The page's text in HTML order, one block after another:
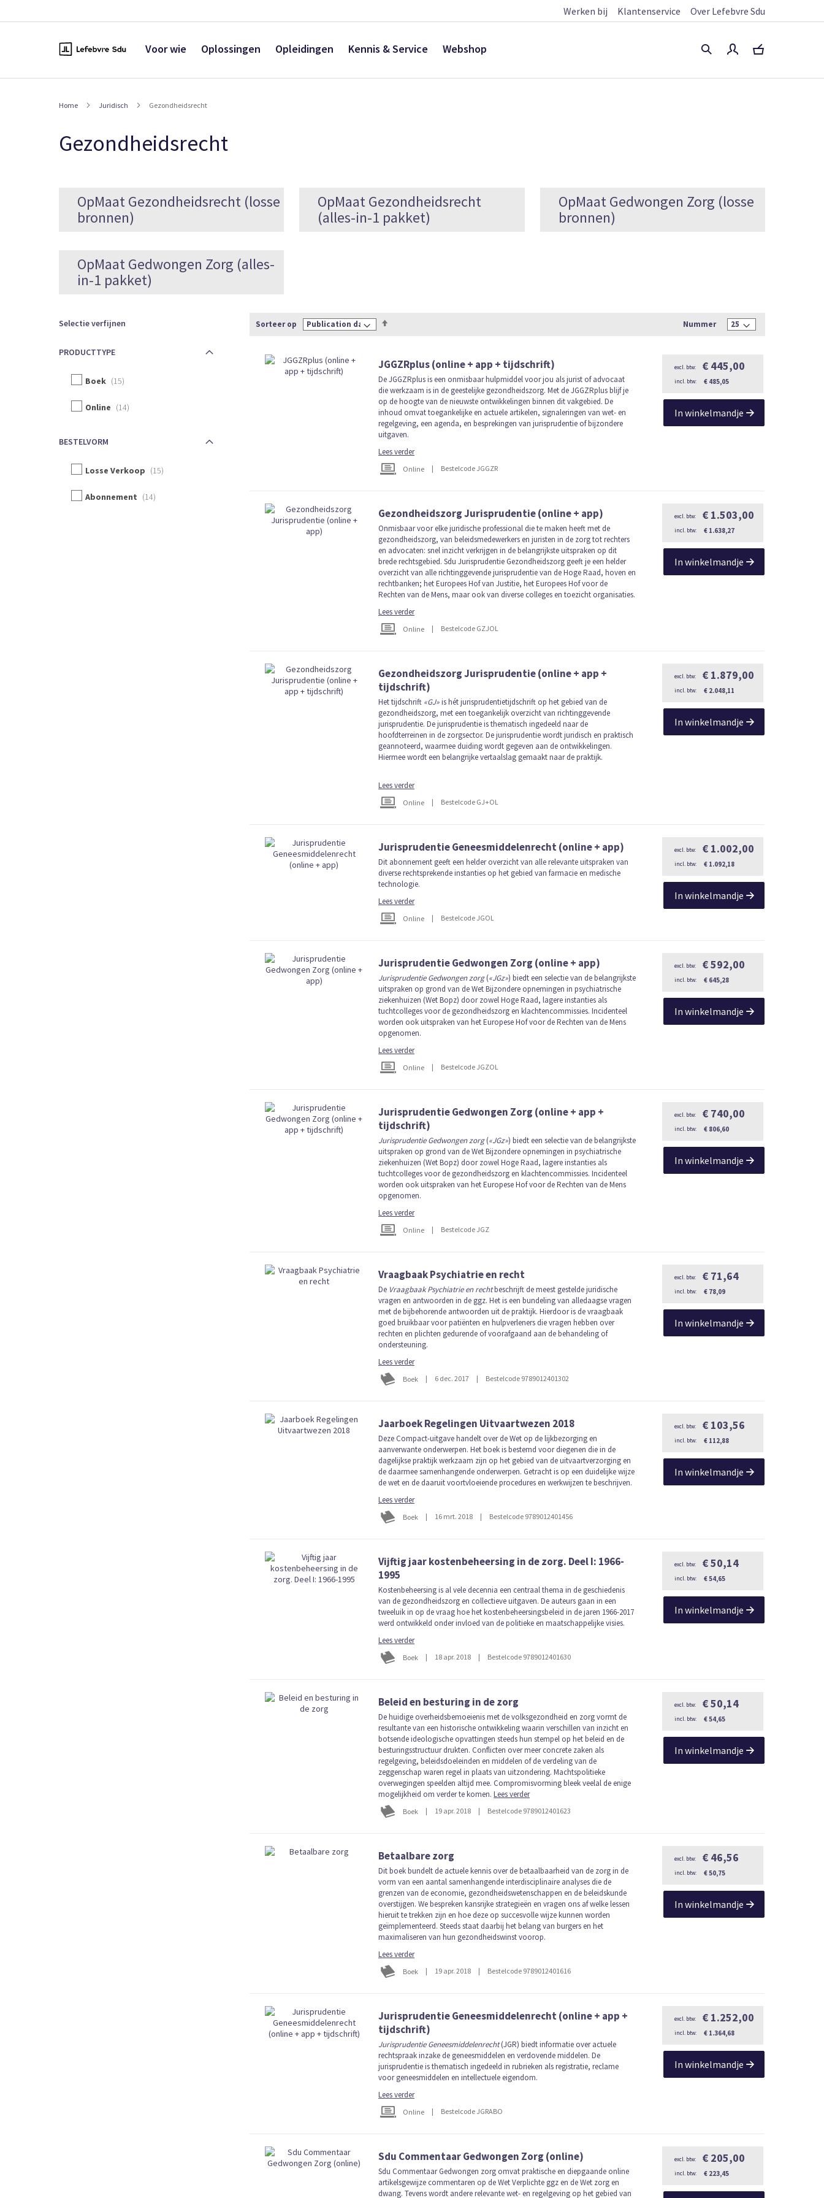
Werken bij Klantenservice Over Lefebvre Sdu
Voor wie Oplossingen Opleidingen Kennis & Service Webshop
Home Juridisch Gezondheidsrecht
Gezondheidsrecht
OpMaat Gezondheidsrecht (losse
bronnen)
OpMaat Gezondheidsrecht
(alles-in-1 pakket)
OpMaat Gedwongen Zorg (losse
bronnen)
OpMaat Gedwongen Zorg (alles-
in-1 pakket)
Nummer
Sorteer op
sorteren
JGGZRplus (online + app + tijdschrift)
De JGGZRplus is een onmisbaar hulpmiddel voor jou als jurist of advocaat
die werkzaam is in de geestelijke gezondheidszorg. Met de JGGZRplus blijf je
op de hoogte van de nieuwste ontwikkelingen binnen dit vakgebied. De
inhoud omvat toegankelijke en actuele artikelen, signaleringen van wet- en
regelgeving, een agenda, en besprekingen van jurisprudentie of bijzondere
uitgaven.
Lees verder
Online | Bestelcode JGGZR
€ 445,00
€ 485,05
In winkelmandje
Gezondheidszorg Jurisprudentie (online + app)
Onmisbaar voor elke juridische professional die te maken heeft met de
gezondheidszorg, van beleidsmedewerkers en juristen in de zorg tot rechters
en advocaten: snel inzicht verkrijgen in de belangrijkste uitspraken op dit
brede rechtsgebied. Sdu Jurisprudentie Gezondheidszorg geeft je een helder
overzicht van alle richtinggevende jurisprudentie van de Hoge Raad, hoven en
rechtbanken; het Europees Hof van Justitie, het Europees Hof voor de
Rechten van de Mens, maar ook van diverse colleges en toezicht organisaties.
Lees verder
Online | Bestelcode GZJOL
€ 1.503,00
€ 1.638,27
In winkelmandje
Gezondheidszorg Jurisprudentie (online + app +
tijdschrift)
Het tijdschrift «GJ»is hét jurisprudentietijdschrift op het gebied van de
gezondheidszorg, met een toegankelijk overzicht van richtinggevende
jurisprudentie. De jurisprudentie is thematisch ingedeeld naar de
hoofdterreinen in de zorgsector. De jurisprudentie wordt juridisch en praktisch
geannoteerd, waarmee duiding wordt gegeven aan de ontwikkelingen.
Hiermee wordt een belangrijke vertaalslag gemaakt naar de praktijk.
Lees verder
Online | Bestelcode GJ+OL
€ 1.879,00
€ 2.048,11
In winkelmandje
Jurisprudentie Geneesmiddelenrecht (online + app)
Dit abonnement geeft een helder overzicht van alle relevante uitspraken van
diverse rechtsprekende instanties op het gebied van farmacie en medische
technologie.
Lees verder
Online | Bestelcode JGOL
€ 1.002,00
€ 1.092,18
In winkelmandje
Jurisprudentie Gedwongen Zorg (online + app)
Jurisprudentie Gedwongen zorg(«JGz») biedt een selectie van de belangrijkste
uitspraken op grond van de Wet Bijzondere opnemingen in psychiatrische
ziekenhuizen (Wet Bopz) door zowel Hoge Raad, lagere instanties als
tuchtcolleges voor de gezondheidszorg en klachtencommissies. Incidenteel
worden ook uitspraken van het Europese Hof voor de Rechten van de Mens
opgenomen.
Lees verder
Online | Bestelcode JGZOL
€ 592,00
€ 645,28
In winkelmandje
Jurisprudentie Gedwongen Zorg (online + app +
tijdschrift)
Jurisprudentie Gedwongen zorg(«JGz») biedt een selectie van de belangrijkste
uitspraken op grond van de Wet Bijzondere opnemingen in psychiatrische
ziekenhuizen (Wet Bopz) door zowel Hoge Raad, lagere instanties als
tuchtcolleges voor de gezondheidszorg en klachtencommissies. Incidenteel
worden ook uitspraken van het Europese Hof voor de Rechten van de Mens
opgenomen.
Lees verder
Online | Bestelcode JGZ
€ 740,00
€ 806,60
In winkelmandje
Vraagbaak Psychiatrie en recht
De Vraagbaak Psychiatrie en rechtbeschrijft de meest gestelde juridische
vragen en antwoorden in de ggz. Het is een bundeling van alledaagse vragen
met de bijbehorende antwoorden uit de praktijk. Hierdoor is de vraagbaak
goed bruikbaar voor patiënten en hulpverleners die vragen hebben over
rechten en plichten gedurende of voorafgaand aan de behandeling of
ondersteuning.
Lees verder
Boek | 6 dec. 2017 | Bestelcode 9789012401302
€ 71,64
€ 78,09
In winkelmandje
Jaarboek Regelingen Uitvaartwezen 2018
Deze Compact-uitgave handelt over de Wet op de lijkbezorging en
aanverwante onderwerpen. Het boek is bestemd voor diegenen die in de
dagelijkse praktijk werkzaam zijn op het gebied van de uitvaartverzorging en
de daarmee samenhangende onderwerpen. Getracht is op een duidelijke wijze
de wet en de daaruit voortvloeiende procedures en werkwijzen te beschrijven.
Lees verder
Boek | 16 mrt. 2018 | Bestelcode 9789012401456
€ 103,56
€ 112,88
In winkelmandje
Vijftig jaar kostenbeheersing in de zorg. Deel I: 1966-
1995
Kostenbeheersing is al vele decennia een centraal thema in de geschiedenis
van de gezondheidszorg en collectieve uitgaven. De auteurs gaan in een
tweeluik in op de vraag hoe het kostenbeheersingsbeleid in de jaren 1966-2017
werd ontwikkeld onder invloed van de politieke en maatschappelijke visies.
Lees verder
Boek | 18 apr. 2018 | Bestelcode 9789012401630
€ 50,14
€ 54,65
In winkelmandje
Beleid en besturing in de zorg
De huidige overheidsbemoeienis met de volksgezondheid en zorg vormt de
resultante van een historische ontwikkeling waarin verschillen van inzicht en
botsende ideologische opvattingen steeds hun stempel op het beleid en de
besturingsstructuur drukten. Conflicten over meer concrete zaken als
regelgeving, beleidsdoeleinden en middelen of de verdeling van de
zeggenschap waren regel in plaats van uitzondering. Machtspolitieke
overwegingen speelden altijd mee. Compromisvorming bleek veelal de enige
mogelijkheid om verder te komen.Lees verder
Boek | 19 apr. 2018 | Bestelcode 9789012401623
€ 50,14
€ 54,65
In winkelmandje
Betaalbare zorg
Dit boek bundelt de actuele kennis over de betaalbaarheid van de zorg in de
vorm van een aantal samenhangende interdisciplinaire analyses die de
grenzen van de economie, gezondheidswetenschappen en de beleidskunde
overstijgen. We bespreken kansrijke strategieën en vragen ons af welke lessen
hieruit te trekken zijn en hoe deze op succesvolle wijze kunnen worden
geïmplementeerd. Steeds staat daarbij het belang van burgers en het
maximaliseren van hun gezondheidswinst voorop.
Lees verder
Boek | 19 apr. 2018 | Bestelcode 9789012401616
€ 46,56
€ 50,75
In winkelmandje
Jurisprudentie Geneesmiddelenrecht (online + app +
tijdschrift)
Jurisprudentie Geneesmiddelenrecht(JGR) biedt informatie over actuele
rechtspraak inzake de geneesmiddelen en verdovende middelen. De
jurisprudentie is thematisch ingedeeld in rubrieken als registratie, reclame
voor geneesmiddelen en intellectuele eigendom.
Lees verder
Online | Bestelcode JGRABO
€ 1.252,00
€ 1.364,68
In winkelmandje
Sdu Commentaar Gedwongen Zorg (online)
Sdu Commentaar Gedwongen zorg omvat praktische en diepgaande online
artikelsgewijze commentaren op de Wet Verplichte ggz en de Wet zorg en
dwang. Tevens wordt andere relevante wet- en regelgeving op het gebied van
€ 205,00
€ 223,45
Selectie verfijnen
PRODUCTTYPE
Boek 15
Online 14
BESTELVORM
Losse Verkoop 15
Abonnement 14